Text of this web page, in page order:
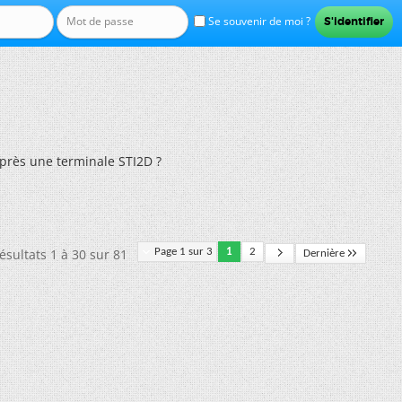
Se souvenir de moi ?
une terminale STI2D ?
Page 1 sur 3 1 2 Dernière
1 à 30 sur 81